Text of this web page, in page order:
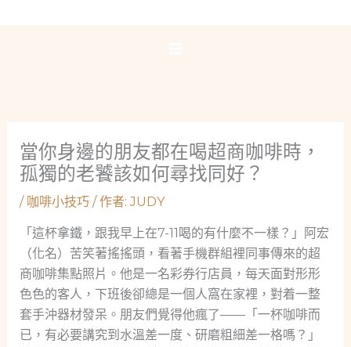
當你身邊的朋友都在喝超商咖啡時，
孤獨的老饕該如何尋找同好？
/ 咖啡小技巧/ 作者:JUDY
「這杯拿鐵，跟我早上在7-11喝的有什麼不一樣？」阿宏
（化名）苦笑著搖搖頭，看著手機群組裡同事傳來的超
商咖啡集點照片。他是一名彩券行店員，每天面對形形
色色的客人，下班後卻總是一個人窩在家裡，對着一整
套手沖器材發呆。朋友們覺得他瘋了——「一杯咖啡而
已，有必要講究到水溫差一度、研磨粗細差一格嗎？」